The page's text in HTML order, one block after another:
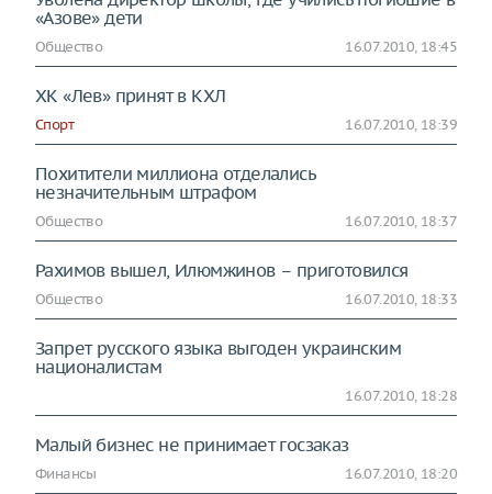
«Азове» дети
Общество 16.07.2010, 18:45
ХК «Лев» принят в КХЛ
Спорт 16.07.2010, 18:39
Похитители миллиона отделались
незначительным штрафом
Общество 16.07.2010, 18:37
Рахимов вышел, Илюмжинов – приготовился
Общество 16.07.2010, 18:33
Запрет русского языка выгоден украинским
националистам
16.07.2010, 18:28
Малый бизнес не принимает госзаказ
Финансы 16.07.2010, 18:20